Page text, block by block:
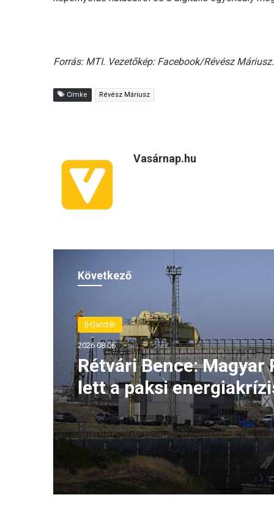
Forrás: MTI. Vezetőkép: Facebook/Révész Máriusz.
Címke Révész Máriusz
Vasárnap.hu
Következő
(H)arctér
2026.08.06.
Rétvári Bence: Magyar
lett a paksi
legnagyobb
(VIDEÓ)